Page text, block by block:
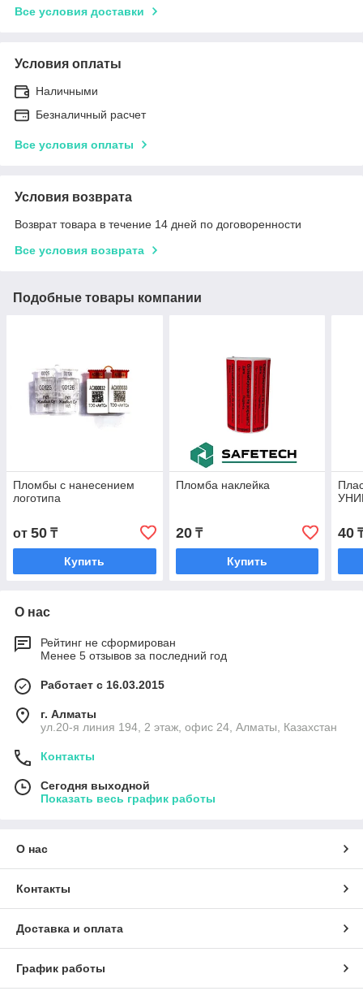
Все условия доставки
Условия оплаты
Наличными
Безналичный расчет
Все условия оплаты
Условия возврата
Возврат товара в течение 14 дней по договоренности
Все условия возврата
Подобные товары компании
Пломбы с нанесением
логотипа
от 50 ₸
Купить
Пломба наклейка
20₸
Купить
40
О нас
Рейтинг не сформирован
Менее 5 отзывов за последний год
Работает с 16.03.2015
г. Алматы
ул.20-я линия 194, 2 этаж, офис 24, Алматы, Казахстан
Контакты
Сегодня выходной
Показать весь график работы
О нас
Контакты
Доставка и оплата
График работы